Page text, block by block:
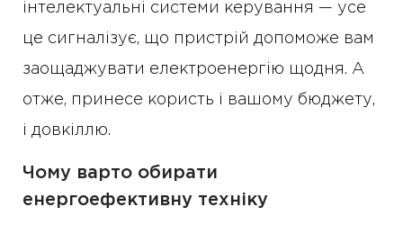
інтелектуальні системи керування — усе
це сигналізує, що пристрій допоможе вам
заощаджувати електроенергію щодня. А
отже, принесе користь і вашому бюджету,
і довкіллю.
Чому варто обирати
енергоефективну техніку